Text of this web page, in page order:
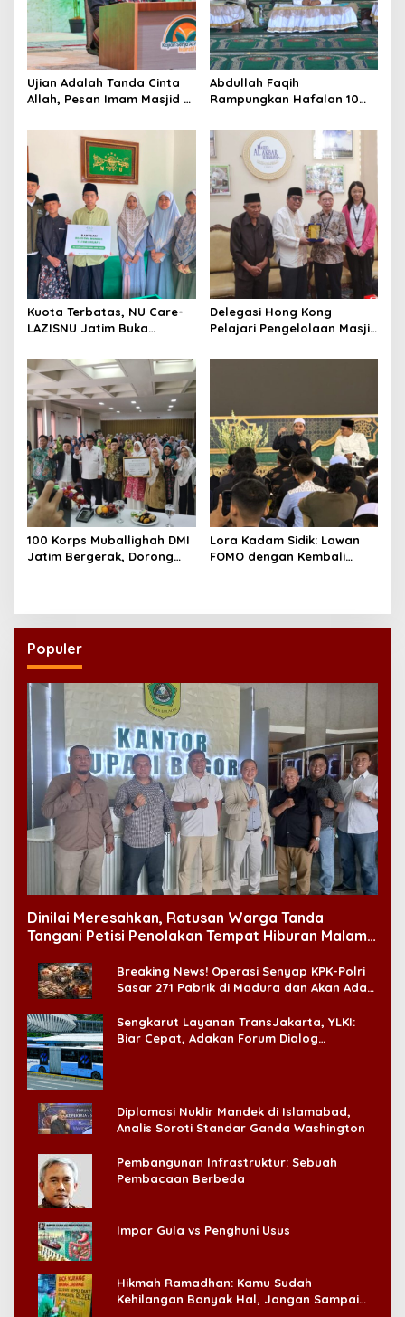
t
i
o
n
Ujian Adalah Tanda Cinta
Allah, Pesan Imam Masjid Al
Abdullah Faqih
Rampungkan Hafalan 10
Tahfidz
Kuota Terbatas, NU Care-
LAZISNU Jatim Buka
Delegasi Hong Kong
Pelajari Pengelolaan Masjid
100 Korps Muballighah DMI
Jatim Bergerak, Dorong
Lora Kadam Sidik: Lawan
FOMO dengan Kembali
Populer
Dinilai Meresahkan, Ratusan Warga Tanda
Tangani Petisi Penolakan Tempat Hiburan Malam
Breaking News! Operasi Senyap KPK-Polri
Sasar 271 Pabrik di Madura dan Akan Ada
Sengkarut Layanan TransJakarta, YLKI:
Biar Cepat, Adakan Forum Dialog
Diplomasi Nuklir Mandek di Islamabad,
Analis Soroti Standar Ganda Washington
Pembangunan Infrastruktur: Sebuah
Pembacaan Berbeda
Impor Gula vs Penghuni Usus
Hikmah Ramadhan: Kamu Sudah
Kehilangan Banyak Hal, Jangan Sampai